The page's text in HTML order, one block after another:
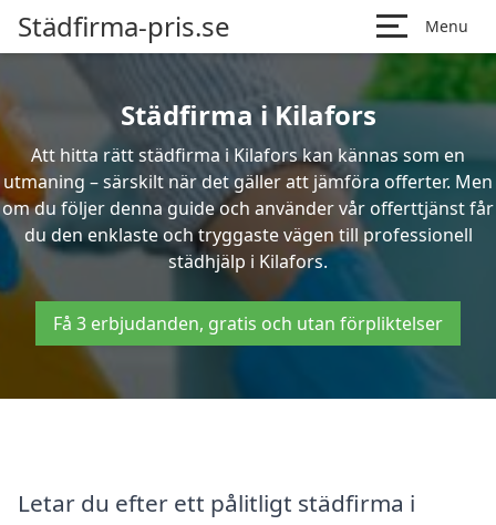
Städfirma-pris.se Menu
Städfirma i Kilafors
Att hitta rätt städfirma i Kilafors kan kännas som en
utmaning – särskilt när det gäller att jämföra offerter. Men
om du följer denna guide och använder vår offerttjänst får
du den enklaste och tryggaste vägen till professionell
städhjälp i Kilafors.
Få 3 erbjudanden, gratis och utan förpliktelser
Letar du efter ett pålitligt städfirma i